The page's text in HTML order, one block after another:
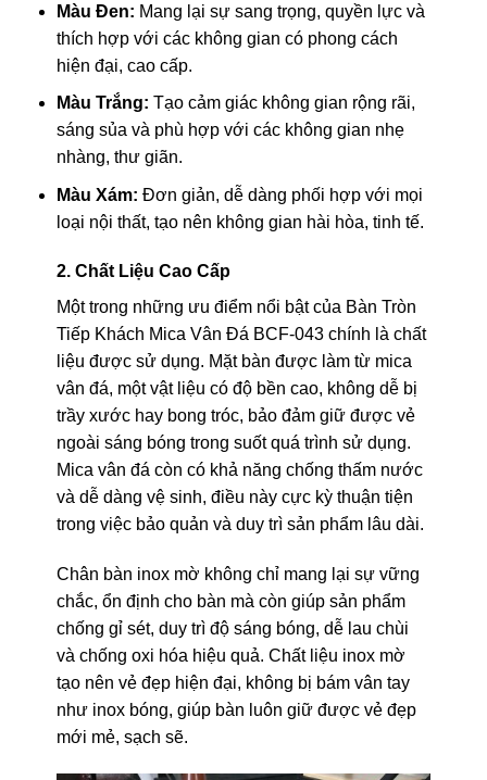
Màu Đen: Mang lại sự sang trọng, quyền lực và
thích hợp với các không gian có phong cách
hiện đại, cao cấp.
Màu Trắng: Tạo cảm giác không gian rộng rãi,
sáng sủa và phù hợp với các không gian nhẹ
nhàng, thư giãn.
Màu Xám: Đơn giản, dễ dàng phối hợp với mọi
loại nội thất, tạo nên không gian hài hòa, tinh tế.
2. Chất Liệu Cao Cấp
Một trong những ưu điểm nổi bật của Bàn Tròn
Tiếp Khách Mica Vân Đá BCF-043 chính là chất
liệu được sử dụng. Mặt bàn được làm từ mica
vân đá, một vật liệu có độ bền cao, không dễ bị
trầy xước hay bong tróc, bảo đảm giữ được vẻ
ngoài sáng bóng trong suốt quá trình sử dụng.
Mica vân đá còn có khả năng chống thấm nước
và dễ dàng vệ sinh, điều này cực kỳ thuận tiện
trong việc bảo quản và duy trì sản phẩm lâu dài.
Chân bàn inox mờ không chỉ mang lại sự vững
chắc, ổn định cho bàn mà còn giúp sản phẩm
chống gỉ sét, duy trì độ sáng bóng, dễ lau chùi
và chống oxi hóa hiệu quả. Chất liệu inox mờ
tạo nên vẻ đẹp hiện đại, không bị bám vân tay
như inox bóng, giúp bàn luôn giữ được vẻ đẹp
mới mẻ, sạch sẽ.